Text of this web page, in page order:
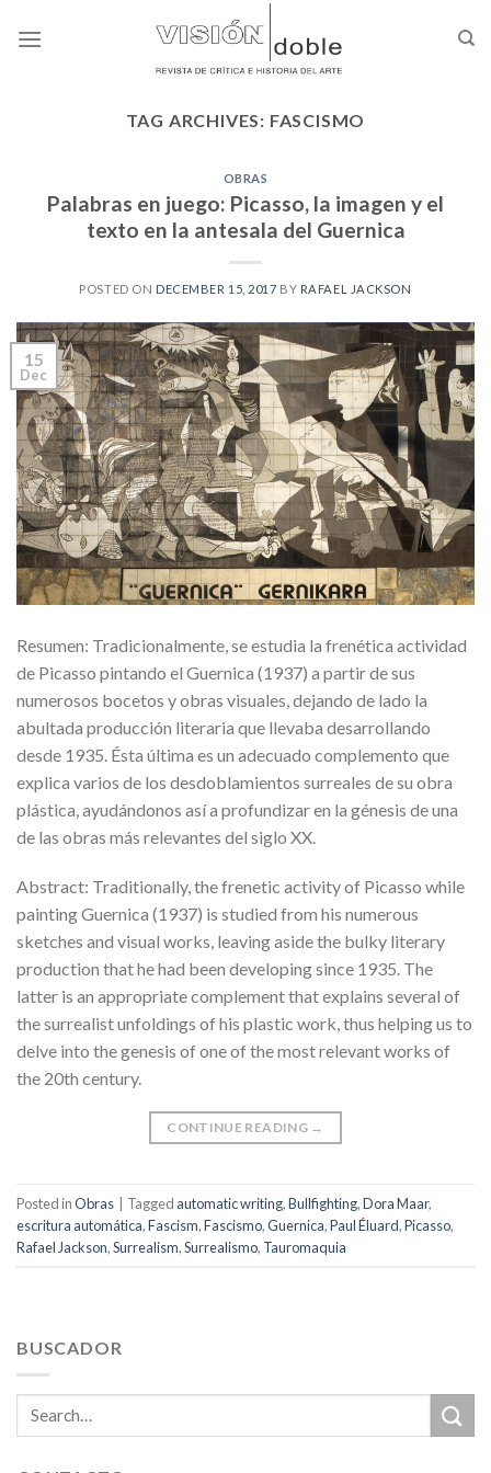
TAG ARCHIVES: FASCISMO
OBRAS
Palabras en juego: Picasso, la imagen y el
texto en la antesala del Guernica
POSTED ON DECEMBER 15, 2017 BY RAFAEL JACKSON
15
Dec
Resumen: Tradicionalmente, se estudia la frenética actividad
de Picasso pintando el Guernica (1937) a partir de sus
numerosos bocetos y obras visuales, dejando de lado la
abultada producción literaria que llevaba desarrollando
desde 1935. Ésta última es un adecuado complemento que
explica varios de los desdoblamientos surreales de su obra
plástica, ayudándonos así a profundizar en la génesis de una
de las obras más relevantes del siglo XX.
Abstract: Traditionally, the frenetic activity of Picasso while
painting Guernica (1937) is studied from his numerous
sketches and visual works, leaving aside the bulky literary
production that he had been developing since 1935. The
latter is an appropriate complement that explains several of
the surrealist unfoldings of his plastic work, thus helping us to
delve into the genesis of one of the most relevant works of
the 20th century.
CONTINUE READING →
Posted inObras Tagged automatic writing,Bullfighting,Dora Maar,
escritura automática,Fascism,Fascismo,Guernica,Paul Éluard,Picasso,
Rafael Jackson,Surrealism,Surrealismo, Tauromaquia
BUSCADOR